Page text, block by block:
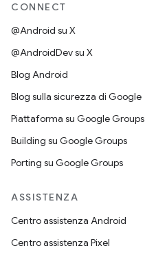
CONNECT
@Android su X
@AndroidDev su X
Blog Android
Blog sulla sicurezza di Google
Piattaforma su Google Groups
Building su Google Groups
Porting su Google Groups
ASSISTENZA
Centro assistenza Android
Centro assistenza Pixel